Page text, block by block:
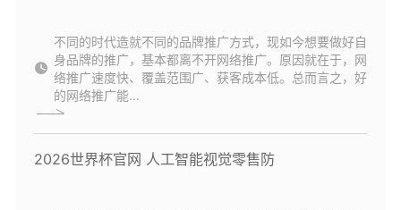
不同的时代造就不同的品牌推广方式，现如今想要做好自
身品牌的推广，基本都离不开网络推广。原因就在于，网
络推广速度快、覆盖范围广、获客成本低。总而言之，好
的网络推广能...
2026世界杯官网 人工智能视觉零售防